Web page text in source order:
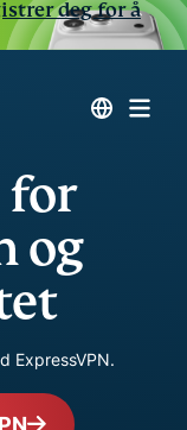
deg for å
for
og
ExpressVPN.